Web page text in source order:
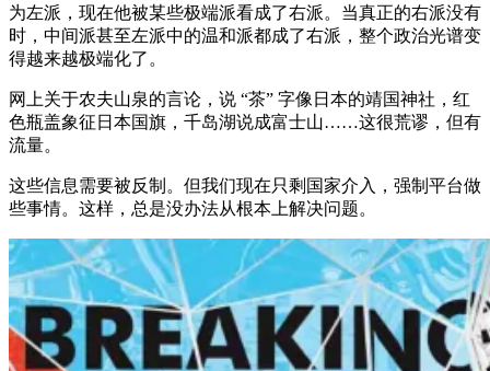
为左派，现在他被某些极端派看成了右派。当真正的右派没有
时，中间派甚至左派中的温和派都成了右派，整个政治光谱变
得越来越极端化了。
网上关于农夫山泉的言论，说 “茶” 字像日本的靖国神社，红
色瓶盖象征日本国旗，千岛湖说成富士山……这很荒谬，但有
流量。
这些信息需要被反制。但我们现在只剩国家介入，强制平台做
些事情。这样，总是没办法从根本上解决问题。